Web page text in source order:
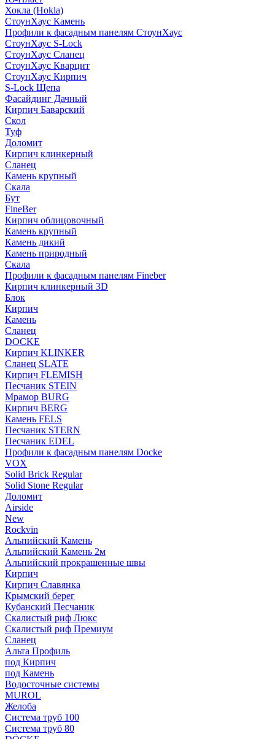
Хокла (Hokla)
СтоунХаус Камень
Профили к фасадным панелям СтоунХаус
СтоунХаус S-Lock
СтоунХаус Сланец
СтоунХаус Кварцит
СтоунХаус Кирпич
S-Lock Щепа
Фасайдинг Дачный
Кирпич Баварский
Скол
Туф
Доломит
Кирпич клинкерный
Сланец
Камень крупный
Скала
Бут
FineBer
Кирпич облицовочный
Камень крупный
Камень дикий
Камень природный
Скала
Профили к фасадным панелям Fineber
Кирпич клинкерный 3D
Блок
Кирпич
Камень
Сланец
DOCKE
Кирпич KLINKER
Сланец SLATE
Кирпич FLEMISH
Пес­ча­ник STEIN
Мрамор BURG
Кирпич BERG
Камень FELS
Пес­ча­ник STERN
Пес­ча­ник EDEL
Профили к фасадным панелям Docke
VOX
Solid Brick Regular
Solid Stone Regular
Доломит
Airside
New
Rockvin
Альпийский Камень
Альпийский Камень 2м
Альпийский прокрашенные швы
Кирпич
Кирпич Славянка
Крымский берег
Кубанский Песчаник
Скалистый риф Люкс
Скалистый риф Премиум
Сланец
Альта Профиль
под Кирпич
под Камень
Водосточные системы
MUROL
Желоба
Система труб 100
Система труб 80